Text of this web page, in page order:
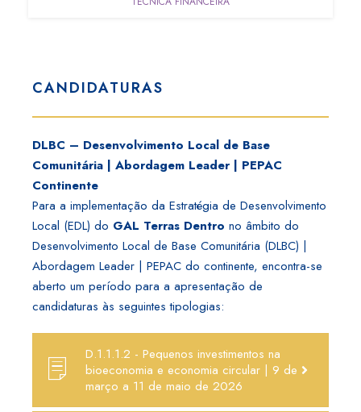
CANDIDATURAS
DLBC – Desenvolvimento Local de Base
Comunitária | Abordagem Leader | PEPAC
Continente
Para a implementação da Estratégia de Desenvolvimento
Local (EDL) do GAL Terras Dentro no âmbito do
Desenvolvimento Local de Base Comunitária (DLBC) |
Abordagem Leader | PEPAC do continente, encontra-se
aberto um período para a apresentação de
candidaturas às seguintes tipologias:
D.1.1.1.2 - Pequenos investimentos na
bioeconomia e economia circular | 9 de
março a 11 de maio de 2026